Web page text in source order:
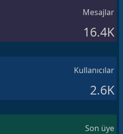
Mesajlar
16.4K
Kullanıcılar
2.6K
Son üye